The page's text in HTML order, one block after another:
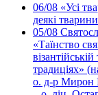
06/08 «Усі
деякі
05/08
«Таїнство
традиціях»
о. д-р Мирон